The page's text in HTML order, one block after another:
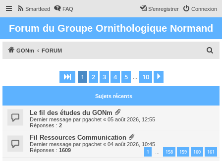
Smartfeed FAQ Connexion
S’enregistrer
Forum du Groupe Ornithologique Normand
GONm FORUM
h
r
Page 1sur10
1 2 3 4 5 10
Sujets récents
Le fil des études du GONm
Dernier message par pgachet « 05 août 2026, 12:55
Réponses : 2
Fil Ressources Communication
Dernier message par pgachet « 04 août 2026, 10:45
Réponses : 1609 1 158 159 160 161